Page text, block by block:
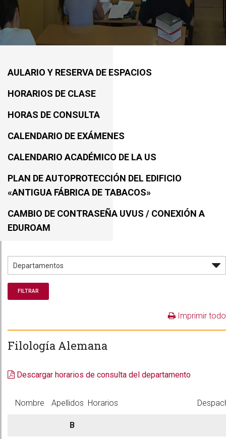
AULARIO Y RESERVA DE ESPACIOS
HORARIOS DE CLASE
HORAS DE CONSULTA
CALENDARIO DE EXÁMENES
CALENDARIO ACADÉMICO DE LA US
PLAN DE AUTOPROTECCIÓN DEL EDIFICIO
«ANTIGUA FÁBRICA DE TABACOS»
CAMBIO DE CONTRASEÑA UVUS / CONEXIÓN A
EDUROAM
Imprimir todo
Filología Alemana
Descargar horarios de consulta del departamento
Nombre Apellidos Horarios
B